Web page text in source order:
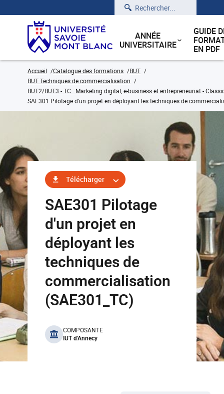
Rechercher
ANNÉE
UNIVERSITAIRE
GUIDE
EN PDF
Accueil Catalogue des formations
BUT
BUT Techniques de commercialisation
BUT2/BUT3 - TC : Marketing digital, e-business et entrepreneuriat -
SAE301 Pilotage d'un projet en déployant les techniques de
Télécharger
SAE301 Pilotage
d'un projet en
déployant les
techniques de
commercialisation
(SAE301_TC)
benefits
COMPOSANTE
IUT d'Annecy